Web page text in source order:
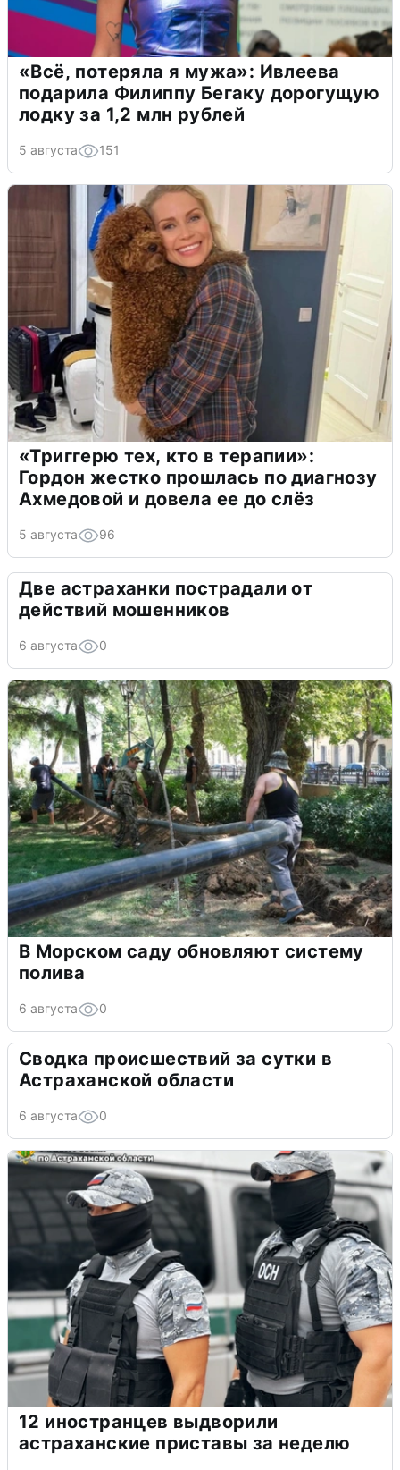
«Всё, потеряла я мужа»: Ивлеева
подарила Филиппу Бегаку дорогущую
лодку за 1,2 млн рублей
5 августа 151
«Триггерю тех, кто в терапии»:
Гордон жестко прошлась по диагнозу
Ахмедовой и довела ее до слёз
5 августа 96
Две астраханки пострадали от
действий мошенников
6 августа 0
В Морском саду обновляют систему
полива
6 августа 0
Сводка происшествий за сутки в
Астраханской области
6 августа 0
12 иностранцев выдворили
астраханские приставы за неделю